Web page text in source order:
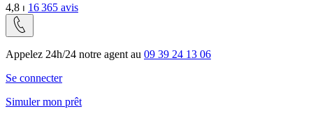
4,8 ⏐ 16 365 avis
Appelez 24h/24 notre agent au 09 39 24 13 06
Se connecter
Simuler mon prêt